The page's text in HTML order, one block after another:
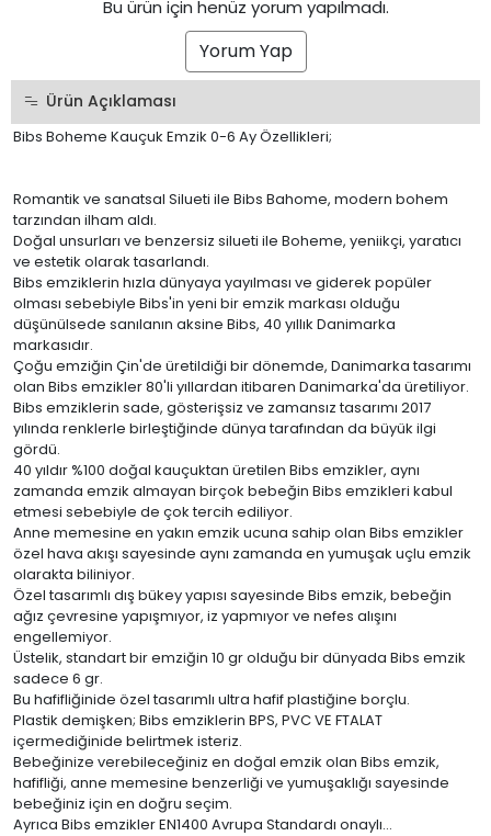
Bu ürün için henüz yorum yapılmadı.
Yorum Yap
Ürün Açıklaması
Bibs Boheme Kauçuk Emzik 0-6 Ay Özellikleri;
Romantik ve sanatsal Silueti ile Bibs Bahome, modern bohem
tarzından ilham aldı.
Doğal unsurları ve benzersiz silueti ile Boheme, yeniikçi, yaratıcı
ve estetik olarak tasarlandı.
Bibs emziklerin hızla dünyaya yayılması ve giderek popüler
olması sebebiyle Bibs'in yeni bir emzik markası olduğu
düşünülsede sanılanın aksine Bibs, 40 yıllık Danimarka
markasıdır.
Çoğu emziğin Çin'de üretildiği bir dönemde, Danimarka tasarımı
olan Bibs emzikler 80'li yıllardan itibaren Danimarka'da üretiliyor.
Bibs emziklerin sade, gösterişsiz ve zamansız tasarımı 2017
yılında renklerle birleştiğinde dünya tarafından da büyük ilgi
gördü.
40 yıldır %100 doğal kauçuktan üretilen Bibs emzikler, aynı
zamanda emzik almayan birçok bebeğin Bibs emzikleri kabul
etmesi sebebiyle de çok tercih ediliyor.
Anne memesine en yakın emzik ucuna sahip olan Bibs emzikler
özel hava akışı sayesinde aynı zamanda en yumuşak uçlu emzik
olarakta biliniyor.
Özel tasarımlı dış bükey yapısı sayesinde Bibs emzik, bebeğin
ağız çevresine yapışmıyor, iz yapmıyor ve nefes alışını
engellemiyor.
Üstelik, standart bir emziğin 10 gr olduğu bir dünyada Bibs emzik
sadece 6 gr.
Bu hafifliğinide özel tasarımlı ultra hafif plastiğine borçlu.
Plastik demişken; Bibs emziklerin BPS, PVC VE FTALAT
içermediğinide belirtmek isteriz.
Bebeğinize verebileceğiniz en doğal emzik olan Bibs emzik,
hafifliği, anne memesine benzerliği ve yumuşaklığı sayesinde
bebeğiniz için en doğru seçim.
Ayrıca Bibs emzikler EN1400 Avrupa Standardı onaylı...